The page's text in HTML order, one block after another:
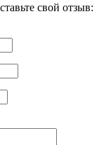
свой отзыв: